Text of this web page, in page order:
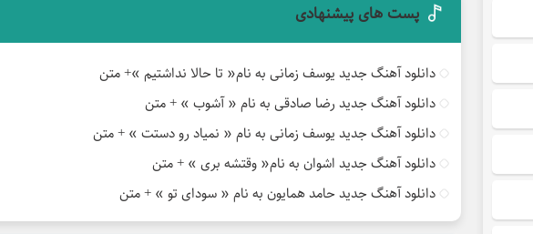
پست های پیشنهادی
دانلود آهنگ جدید یوسف زمانی به نام« تا حالا نداشتیم »+ متن
دانلود آهنگ جدید رضا صادقی به نام « آشوب » + متن
دانلود آهنگ جدید یوسف زمانی به نام « نمیاد رو دستت » + متن
دانلود آهنگ جدید اشوان به نام« وقتشه بری » + متن
دانلود آهنگ جدید حامد همایون به نام « سودای تو » + متن